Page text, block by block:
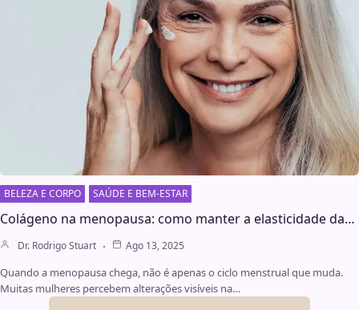
BELEZA E CORPO SAÚDE E BEM-ESTAR
Colágeno na menopausa: como manter a elasticidade da…
Dr. Rodrigo Stuart Ago 13, 2025
Quando a menopausa chega, não é apenas o ciclo menstrual que muda.
Muitas mulheres percebem alterações visíveis na…